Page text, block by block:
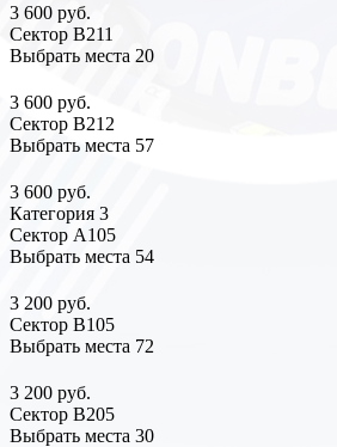
3 600 руб.
Сектор В211
Выбрать места 20
3 600 руб.
Сектор В212
Выбрать места 57
3 600 руб.
Категория 3
Сектор А105
Выбрать места 54
3 200 руб.
Сектор В105
Выбрать места 72
3 200 руб.
Сектор В205
Выбрать места 30